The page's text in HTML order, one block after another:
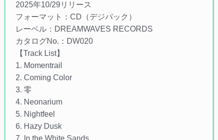
2025年10/29リリース
フォーマット：CD（デジパック）
レーベル：DREAMWAVES RECORDS
カタログNo.：DW020
【Track List】
1. Momentrail
2. Coming Color
3. 零
4. Neonarium
5. Nightfeel
6. Hazy Dusk